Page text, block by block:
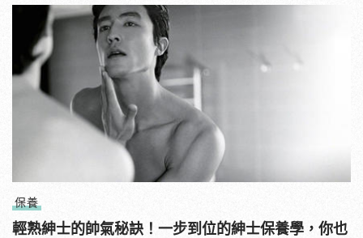
保養
輕熟紳士的帥氣秘訣！一步到位的紳士保養學，你也